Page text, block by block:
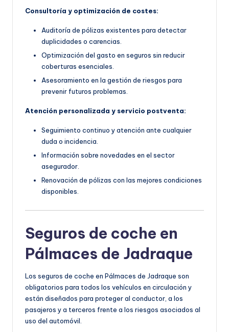
Consultoría y optimización de costes:
Auditoría de pólizas existentes para detectar
duplicidades o carencias.
Optimización del gasto en seguros sin reducir
coberturas esenciales.
Asesoramiento en la gestión de riesgos para
prevenir futuros problemas.
Atención personalizada y servicio postventa:
Seguimiento continuo y atención ante cualquier
duda o incidencia.
Información sobre novedades en el sector
asegurador.
Renovación de pólizas con las mejores condiciones
disponibles.
Seguros de coche en
Pálmaces de Jadraque
Los seguros de coche en Pálmaces de Jadraque son
obligatorios para todos los vehículos en circulación y
están diseñados para proteger al conductor, a los
pasajeros y a terceros frente a los riesgos asociados al
uso del automóvil.